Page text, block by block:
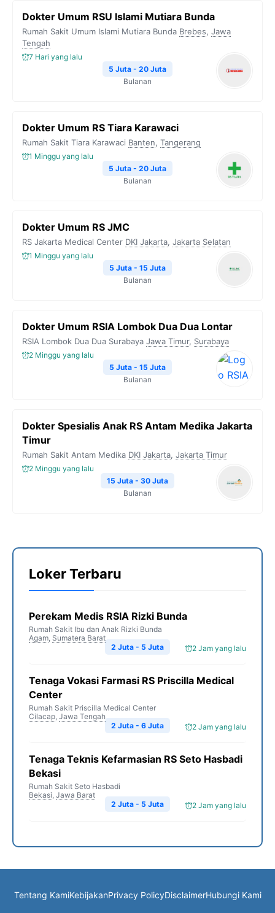
Dokter Umum RSU Islami Mutiara Bunda
Rumah Sakit Umum Islami Mutiara Bunda Brebes, Jawa
Tengah
7 Hari yang lalu
5 Juta - 20 Juta
Bulanan
Dokter Umum RS Tiara Karawaci
Rumah Sakit Tiara Karawaci Banten, Tangerang
1 Minggu yang lalu
5 Juta - 20 Juta
Bulanan
Dokter Umum RS JMC
RS Jakarta Medical Center DKI Jakarta, Jakarta Selatan
1 Minggu yang lalu
5 Juta - 15 Juta
Bulanan
Dokter Umum RSIA Lombok Dua Dua Lontar
RSIA Lombok Dua Dua Surabaya Jawa Timur, Surabaya
2 Minggu yang lalu
5 Juta - 15 Juta
Bulanan
Dokter Spesialis Anak RS Antam Medika Jakarta
Timur
Rumah Sakit Antam Medika DKI Jakarta, Jakarta Timur
2 Minggu yang lalu
15 Juta - 30 Juta
Bulanan
Loker Terbaru
Perekam Medis RSIA Rizki Bunda
Rumah Sakit Ibu dan Anak Rizki Bunda
Agam, Sumatera Barat
2 Jam yang lalu
2 Juta - 5 Juta
Tenaga Vokasi Farmasi RS Priscilla Medical
Center
Rumah Sakit Priscilla Medical Center
Cilacap, Jawa Tengah
2 Jam yang lalu
2 Juta - 6 Juta
Tenaga Teknis Kefarmasian RS Seto Hasbadi
Bekasi
Rumah Sakit Seto Hasbadi
Bekasi, Jawa Barat
2 Jam yang lalu
2 Juta - 5 Juta
Tentang KamiKebijakanPrivacy PolicyDisclaimerHubungi Kami